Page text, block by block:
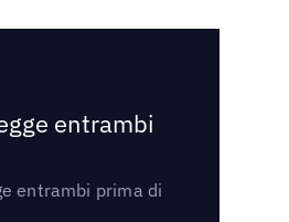
entrambi
entrambi prima di